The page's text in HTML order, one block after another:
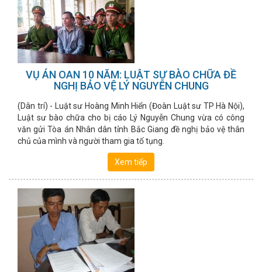
VỤ ÁN OAN 10 NĂM: LUẬT SƯ BÀO CHỮA ĐỀ
NGHỊ BẢO VỆ LÝ NGUYỄN CHUNG
(Dân trí) - Luật sư Hoàng Minh Hiển (Đoàn Luật sư TP Hà Nội),
Luật sư bào chữa cho bị cáo Lý Nguyễn Chung vừa có công
văn gửi Tòa án Nhân dân tỉnh Bắc Giang đề nghị bảo vệ thân
chủ của mình và người tham gia tố tụng.
Xem tiếp